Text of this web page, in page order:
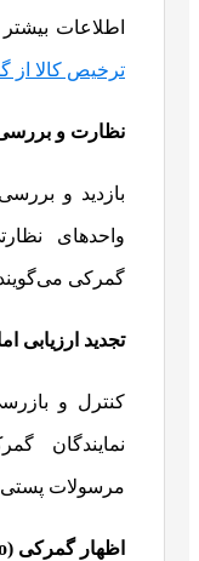
اطلاعات
ترخیص کالا از
نظارت و
بازدید و
واحدهای
گمرکی
تجدید ارزیابی
کنترل و
نمایندگان
مرسولات پستی
اظهار گمرکی (